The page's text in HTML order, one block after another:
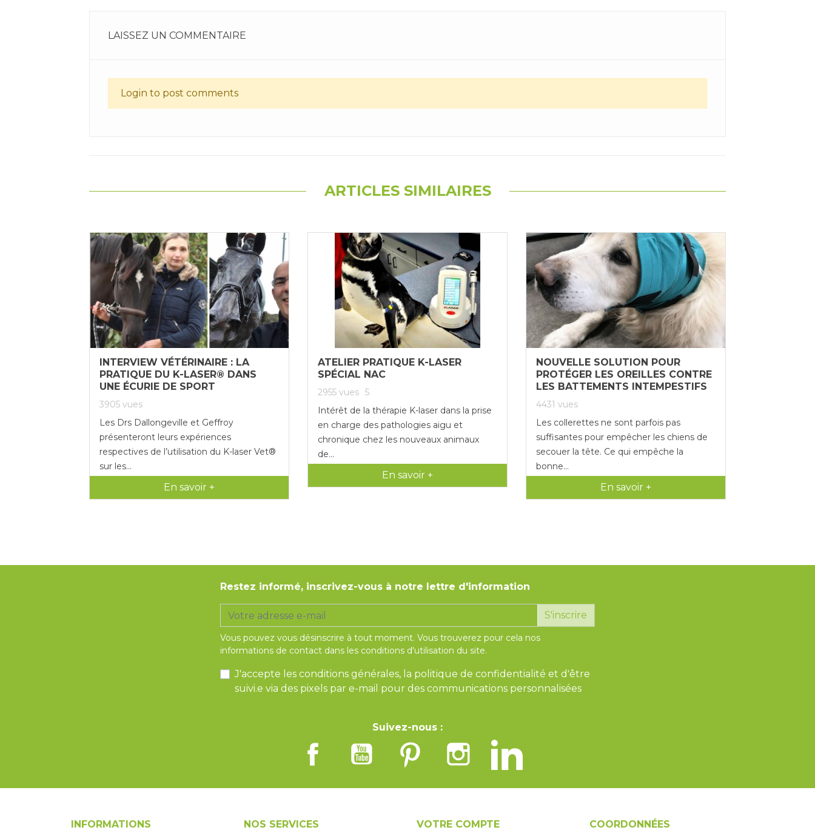
LAISSEZ UN COMMENTAIRE
Login to post comments
ARTICLES SIMILAIRES
INTERVIEW VÉTÉRINAIRE : LA
PRATIQUE DU K-LASER® DANS
UNE ÉCURIE DE SPORT
3905 vues
Les Drs Dallongeville et Geffroy
présenteront leurs expériences
respectives de l’utilisation du K-laser Vet®
sur les...
En savoir +
ATELIER PRATIQUE K-LASER
SPÉCIAL NAC
2955 vues 5
Intérêt de la thérapie K-laser dans la prise
en charge des pathologies aigu et
chronique chez les nouveaux animaux
de...
En savoir +
NOUVELLE SOLUTION POUR
PROTÉGER LES OREILLES CONTRE
LES BATTEMENTS INTEMPESTIFS
4431 vues
Les collerettes ne sont parfois pas
suffisantes pour empêcher les chiens de
secouer la tête. Ce qui empêche la
bonne...
En savoir +
Restez informé, inscrivez-vous à notre lettre d'information
S'inscrire
Vous pouvez vous désinscrire à tout moment. Vous trouverez pour cela nos
informations de contact dans les conditions d'utilisation du site.
J'accepte les conditions générales, la politique de confidentialité et d'être
suivi.e via des pixels par e-mail pour des communications personnalisées
Suivez-nous :
INFORMATIONS NOS SERVICES VOTRE COMPTE COORDONNÉES